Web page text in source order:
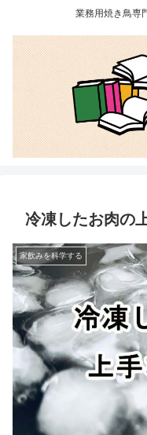
業務用焼き鳥専
冷凍したお肉の
家飲みを科学する